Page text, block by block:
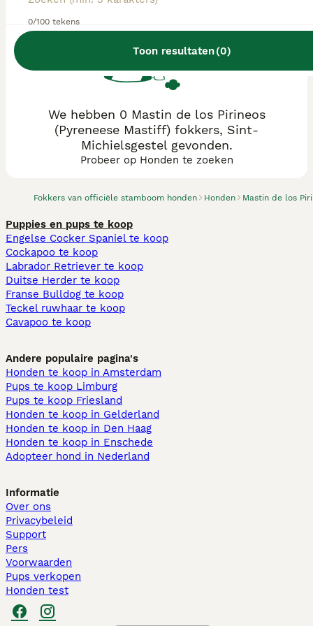
0/100 tekens
Toon resultaten(0)
Fokkers van officiële stamboom honden Honden Mastin de los
We hebben 0 Mastin de los Pirineos
(Pyreneese Mastiff) fokkers, Sint-
Michielsgestel gevonden.
Probeer op Honden te zoeken
Puppies en pups te koop
Engelse Cocker Spaniel te koop
Cockapoo te koop
Labrador Retriever te koop
Duitse Herder te koop
Franse Bulldog te koop
Teckel ruwhaar te koop
Cavapoo te koop
Andere populaire pagina's
Honden te koop in Amsterdam
Pups te koop Limburg​
Pups te koop Friesland​
Honden te koop in Gelderland
Honden te koop in Den Haag
Honden te koop in Enschede
Adopteer hond in Nederland
Informatie
Over ons
Privacybeleid
Support
Pers
Voorwaarden
Pups verkopen
Honden test